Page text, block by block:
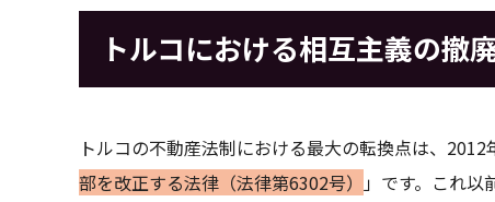
トルコにおける相互主義の撤
トルコの不動産法制における最大の転換点は、
部を改正する法律（法律第6302号）
」です。これ